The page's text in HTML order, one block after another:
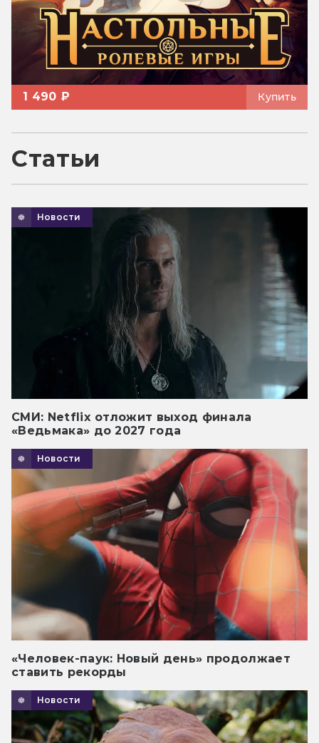
1 490 ₽ Купить
Статьи
Новости
СМИ: Netflix отложит выход финала
«Ведьмака» до 2027 года
Новости
«Человек-паук: Новый день» продолжает
ставить рекорды
Новости